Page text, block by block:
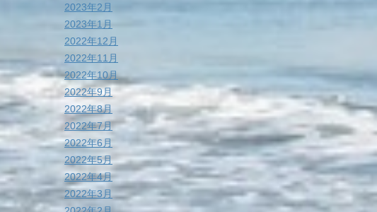
2023年2月
2023年1月
2022年12月
2022年11月
2022年10月
2022年9月
2022年8月
2022年7月
2022年6月
2022年5月
2022年4月
2022年3月